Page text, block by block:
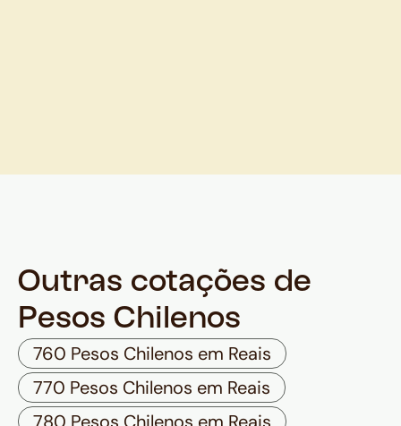
Outras cotações de
Pesos Chilenos
760 Pesos Chilenos em Reais
770 Pesos Chilenos em Reais